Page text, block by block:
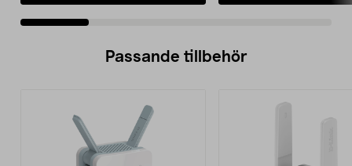
Passande tillbehör